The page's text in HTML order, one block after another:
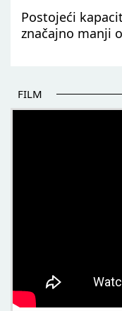
Postojeći
značajno manji
FILM